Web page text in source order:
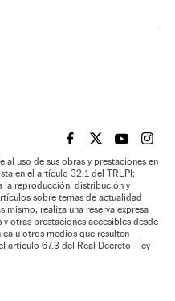
EL PAÍS BRASIL EN
EL PAÍSEL PAÍS
EL
al uso de sus obras y prestaciones en
en el artículo 32.1 del TRLPI;
la reproducción, distribución y
sobre temas de actualidad
realiza una reserva expresa
otras prestaciones accesibles desde
u otros medios que resulten
artículo 67.3 del Real Decreto - ley